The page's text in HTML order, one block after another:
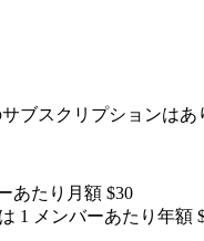
ブスクリプションはあ
あたり月額 $30
1 メンバーあたり年額